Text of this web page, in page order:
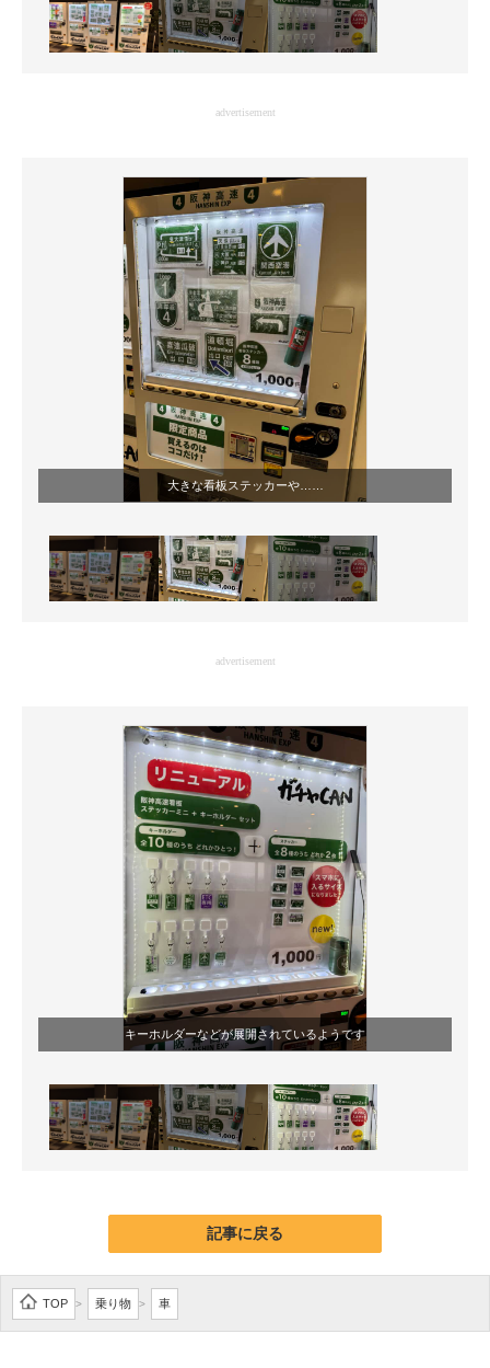
マーケ×ITの今がよく分かる
ITエンジニア向け専門サイト
製造業のIT導入・活用を支援
モノづくり技術者専門サイト
エレクトロニクス専門サイト
電子設計の基本と応用
エネルギーの専門メディア
建設×テクノロジーの最前線
ちょっと気になるネットの話題
advertisement
大きな看板ステッカーや……
advertisement
キーホルダーなどが展開されているようです
記事に戻る
TOP > 乗り物 > 車